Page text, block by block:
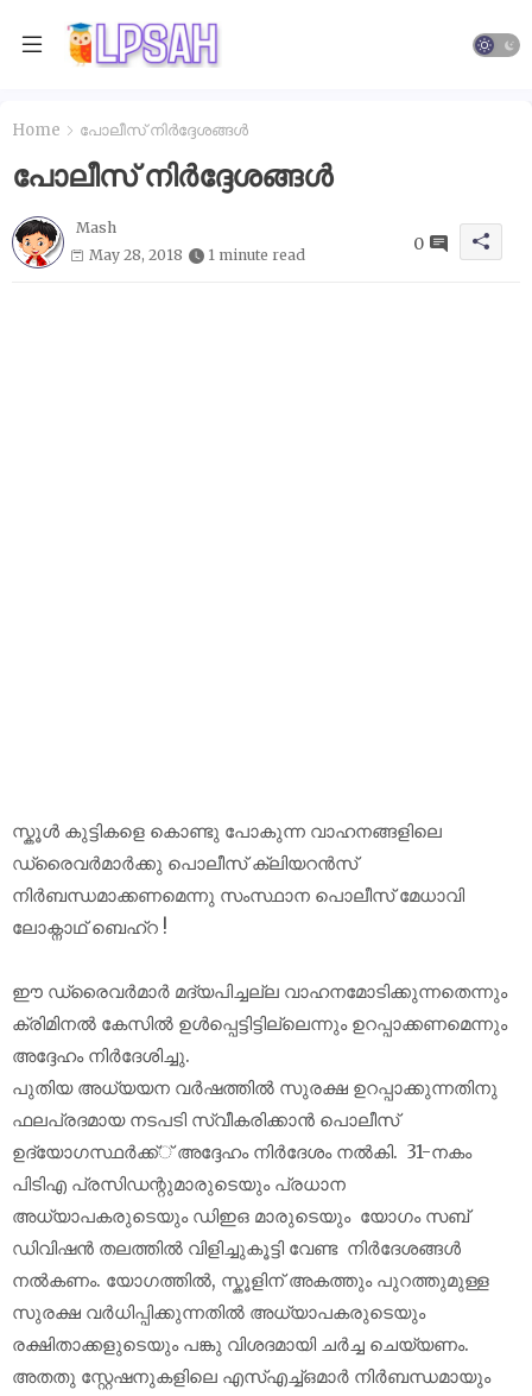
Home പോലീസ് നിർദ്ദേശങ്ങൾ
പോലീസ് നിർദ്ദേശങ്ങൾ
Mash
May 28, 2018
1 minute read
0
സ്കൂൾ കുട്ടികളെ കൊണ്ടു പോകുന്ന വാഹനങ്ങളിലെ
ഡ്രൈവർമാർക്കു പൊലീസ് ക്ലിയറൻസ്
നിർബന്ധമാക്കണമെന്നു സംസ്ഥാന പൊലീസ് മേധാവി
ലോക്നാഥ് ബെഹ്റ !
ഈ ഡ്രൈവർമാർ മദ്യപിച്ചല്ല വാഹനമോടിക്കുന്നതെന്നും
ക്രിമിനൽ കേസിൽ ഉൾപ്പെട്ടിട്ടില്ലെന്നും ഉറപ്പാക്കണമെന്നും
അദ്ദേഹം നിർദേശിച്ചു.
പുതിയ അധ്യയന വർഷത്തിൽ സുരക്ഷ ഉറപ്പാക്കുന്നതിനു
ഫലപ്രദമായ നടപടി സ്വീകരിക്കാൻ പൊലീസ്
ഉദ്യോഗസ്ഥർക്ക്് അദ്ദേഹം നിർദേശം നൽകി. 31-നകം
പിടിഎ പ്രസിഡന്റുമാരുടെയും പ്രധാന
അധ്യാപകരുടെയും ഡിഇഒ മാരുടെയും യോഗം സബ്
ഡിവിഷൻ തലത്തിൽ വിളിച്ചുകൂട്ടി വേണ്ട നിർദേശങ്ങൾ
നൽകണം. യോഗത്തിൽ, സ്കൂളിന് അകത്തും പുറത്തുമുള്ള
സുരക്ഷ വർധിപ്പിക്കുന്നതിൽ അധ്യാപകരുടെയും
രക്ഷിതാക്കളുടെയും പങ്കു വിശദമായി ചർച്ച ചെയ്യണം.
അതതു സ്റ്റേഷനുകളിലെ എസ്എച്ച്ഒമാർ നിർബന്ധമായും